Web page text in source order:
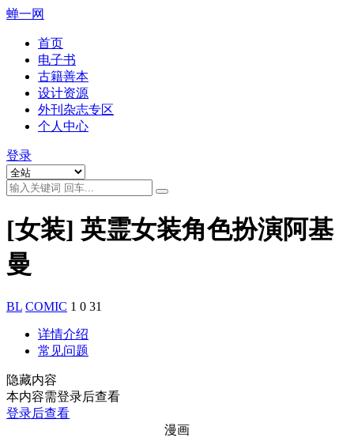
蝉一网
首页
电子书
古籍善本
设计资源
外刊杂志专区
个人中心
登录
[女装] 英霊女装角色扮演阿基
曼
BL COMIC 1 0 31
详情介绍
常见问题
隐藏内容
本内容需登录后查看
登录后查看
漫画